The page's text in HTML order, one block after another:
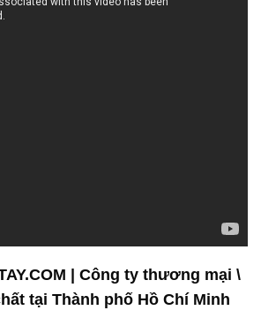
| Công ty thương mại \
tại Thành phố Hồ Chí Minh